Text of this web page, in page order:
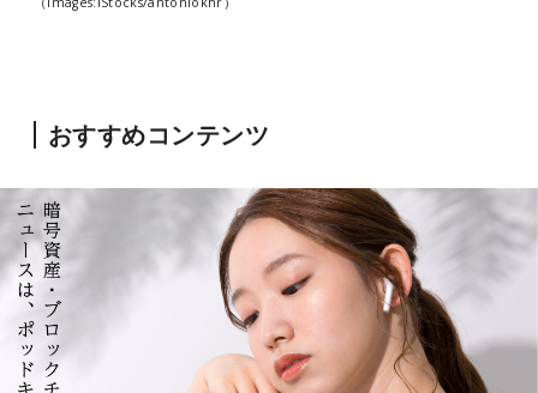
おすすめコンテンツ